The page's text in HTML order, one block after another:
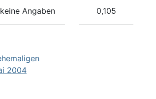
keine Angaben 0,105